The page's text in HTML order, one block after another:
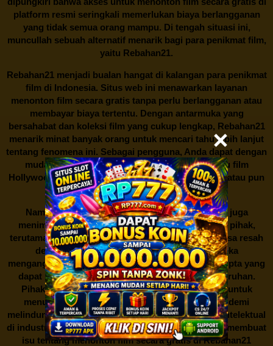
platform resmi seringkali memerlukan biaya berlangganan
yang tidak semua orang mampu. Di tengah situasi ini,
muncullah sebuah alternatif menarik bagi para penikmat film,
yaitu Rebahan21.
Rebahan21menjadi bualan hangat di kalangan para penikmat
film di Indonesia. Situs web ini menawarkan layanan
menonton film secara gratis tanpa perlu berlangganan atau
membayar biaya tertentu. Dengan antarmuka yang
bersahabat dan koleksi film yang cukup lengkap, Rebahan21
menarik minat banyak orang untuk mencari tahu lebih lanjut
tentang fenomena ini. Sebagai pengguna, Anda dapat dengan
mudah mencari film yang ingin ditonton, baik itu film
Hollywood terbaru, drama Korea yang sedang hits, atau pun
produksi film lokal dengan kualitas terbaik.
Namun, seperti halnya cerita manis,Rebahan21juga
menimbulkan kontroversi di industri film. Banyak pihak,
terutama produsen film dan pemilik hak cipta, merasa resah
dengan maraknya situs-situs seperti ini. Mereka
menganggapnya sebagai bentuk pelanggaran hak cipta yang
dapat merugikan industri perfilman secara keseluruhan.
Pihak berwenang pun turut terlibat dalam upaya untuk
menutup situs-situs ilegal semacam Rebahan21 demi
melindungi keberlangsungan bisnis dan kekayaan intelektual
di industri hiburan. Konflik kepentingan inilah yang membuat
isu tentang menonton film secara gratis diRebahan21